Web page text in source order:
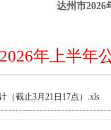
达州市2026
年上半年
（截止3月21日17点）.xls